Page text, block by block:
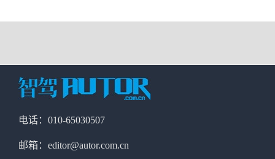
电话：010-65030507
邮箱：editor@autor.com.cn